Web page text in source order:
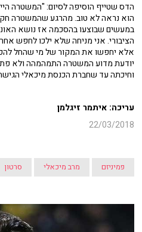
הדס שטייף הוסיפה לסיום: "המשטרה
הוא נראה לא טוב. מהרגע שהמשטרה
במעשים שבוצעו בהסכמה אז נושא
הציבורי. אני מניחה שלא ילכו לחפש
אלא יחפשו את המקור של מי שהחל
יודעת מדוע המשטרה התמהמהה ולא
וחיכתה עד שחברת הכנסת מיכאלי
עריכה: איתמר זיגלמן
22/03/2018
פמיניזם מרב מיכאלי סרטון